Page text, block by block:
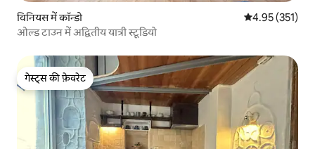
विनियस में कॉन्डो औसत रेटिंग 5 में से
4.95 (351)
ओल्ड टाउन में अद्वितीय यात्री स्टूडियो
गेस्ट्स की फ़ेवरेट
गेस्ट्स की फ़ेवरेट